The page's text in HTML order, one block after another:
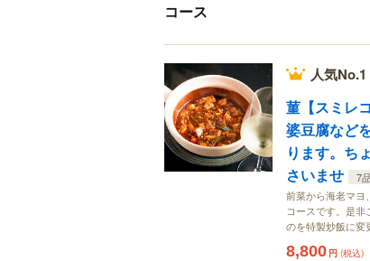
コース
人気No.1
菫【スミレ
婆豆腐など
ります。ち
さいませ
7
前菜から海老マヨ
コースです。是
のを特製炒飯に変
8,800 円 (税込)